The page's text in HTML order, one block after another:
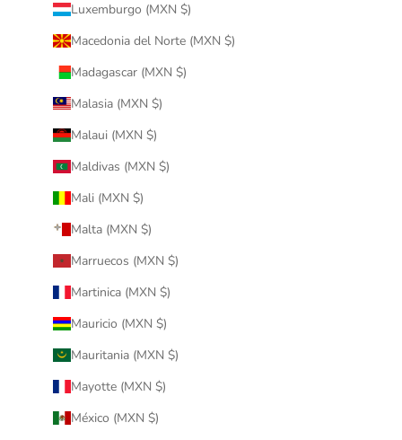
Luxemburgo (MXN $)
Macedonia del Norte (MXN $)
Madagascar (MXN $)
Malasia (MXN $)
Malaui (MXN $)
Maldivas (MXN $)
Mali (MXN $)
Malta (MXN $)
Marruecos (MXN $)
Martinica (MXN $)
Mauricio (MXN $)
Mauritania (MXN $)
Mayotte (MXN $)
México (MXN $)